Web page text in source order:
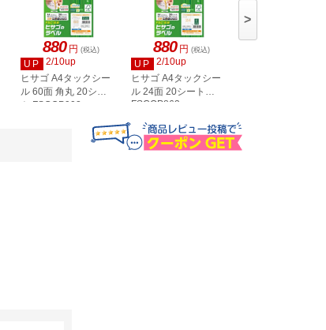
880 円 (税込)
UP
2/10up
ヒサゴ A4タックシー
ル 60面 角丸 20シー
ト FSCOP902
880 円 (税込)
UP
2/10up
ヒサゴ A4タックシー
ル 24面 20シート
FSCOP863
>